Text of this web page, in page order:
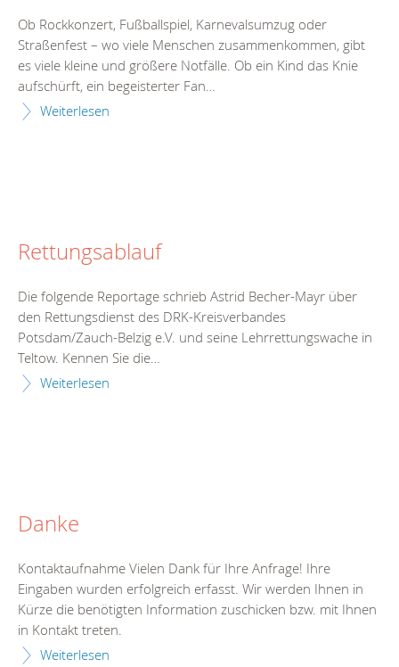
Ob Rockkonzert, Fußballspiel, Karnevalsumzug oder
Straßenfest – wo viele Menschen zusammenkommen, gibt
es viele kleine und größere Notfälle. Ob ein Kind das Knie
aufschürft, ein begeisterter Fan…
Weiterlesen
Rettungsablauf
Die folgende Reportage schrieb Astrid Becher-Mayr über
den Rettungsdienst des DRK-Kreisverbandes
Potsdam/Zauch-Belzig e.V. und seine Lehrrettungswache in
Teltow. Kennen Sie die…
Weiterlesen
Danke
Kontaktaufnahme Vielen Dank für Ihre Anfrage! Ihre
Eingaben wurden erfolgreich erfasst. Wir werden Ihnen in
Kürze die benötigten Information zuschicken bzw. mit Ihnen
in Kontakt treten.
Weiterlesen